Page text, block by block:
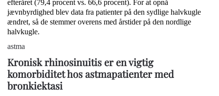
efteråret (79,4 procent vs. 66,6 procent). For at opnå
jævnbyrdighed blev data fra patienter på den sydlige halvkugle
ændret, så de stemmer overens med årstider på den nordlige
halvkugle.
astma
Kronisk rhinosinuitis er en vigtig
komorbiditet hos astmapatienter med
bronkiektasi